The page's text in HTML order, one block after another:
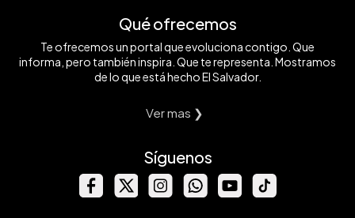
Qué ofrecemos
Te ofrecemos un portal que evoluciona contigo. Que
informa, pero también inspira. Que te representa. Mostramos
de lo que está hecho El Salvador.
Ver mas ❯
Síguenos